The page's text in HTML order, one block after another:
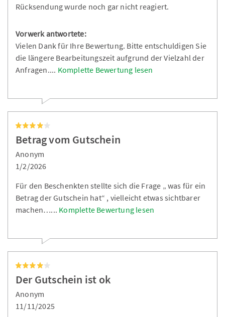
Rücksendung wurde noch gar nicht reagiert.
Vorwerk antwortete:
Vielen Dank für Ihre Bewertung. Bitte entschuldigen Sie
die längere Bearbeitungszeit aufgrund der Vielzahl der
Anfragen.... Komplette Bewertung lesen
Betrag vom Gutschein
Anonym
1/2/2026
Für den Beschenkten stellte sich die Frage „ was für ein
Betrag der Gutschein hat“ , vielleicht etwas sichtbarer
machen…... Komplette Bewertung lesen
Der Gutschein ist ok
Anonym
11/11/2025